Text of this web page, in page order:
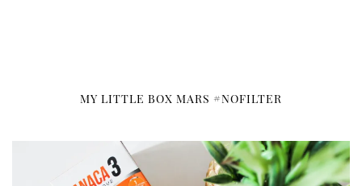
MY LITTLE BOX MARS #NOFILTER